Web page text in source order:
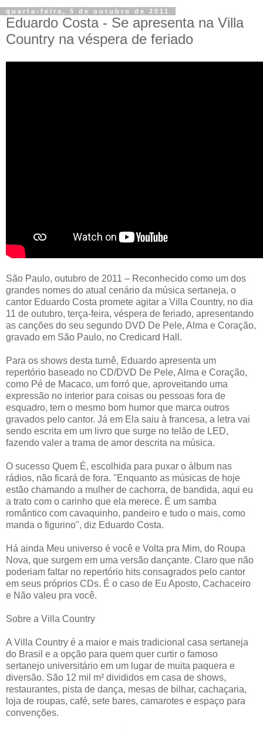
quarta-feira, 5 de outubro de 2011
Eduardo Costa - Se apresenta na Villa
Country na véspera de feriado
São Paulo, outubro de 2011 – Reconhecido como um dos
grandes nomes do atual cenário da música sertaneja, o
cantor Eduardo Costa promete agitar a Villa Country, no dia
11 de outubro, terça-feira, véspera de feriado, apresentando
as canções do seu segundo DVD De Pele, Alma e Coração,
gravado em São Paulo, no Credicard Hall.
Para os shows desta turnê, Eduardo apresenta um
repertório baseado no CD/DVD De Pele, Alma e Coração,
como Pé de Macaco, um forró que, aproveitando uma
expressão no interior para coisas ou pessoas fora de
esquadro, tem o mesmo bom humor que marca outros
gravados pelo cantor. Já em Ela saiu à francesa, a letra vai
sendo escrita em um livro que surge no telão de LED,
fazendo valer a trama de amor descrita na música.
O sucesso Quem É, escolhida para puxar o álbum nas
rádios, não ficará de fora. "Enquanto as músicas de hoje
estão chamando a mulher de cachorra, de bandida, aqui eu
a trato com o carinho que ela merece. É um samba
romântico com cavaquinho, pandeiro e tudo o mais, como
manda o figurino", diz Eduardo Costa.
Há ainda Meu universo é você e Volta pra Mim, do Roupa
Nova, que surgem em uma versão dançante. Claro que não
poderiam faltar no repertório hits consagrados pelo cantor
em seus próprios CDs. É o caso de Eu Aposto, Cachaceiro
e Não valeu pra você.
Sobre a Villa Country
A Villa Country é a maior e mais tradicional casa sertaneja
do Brasil e a opção para quem quer curtir o famoso
sertanejo universitário em um lugar de muita paquera e
diversão. São 12 mil m² divididos em casa de shows,
restaurantes, pista de dança, mesas de bilhar, cachaçaria,
loja de roupas, café, sete bares, camarotes e espaço para
convenções.